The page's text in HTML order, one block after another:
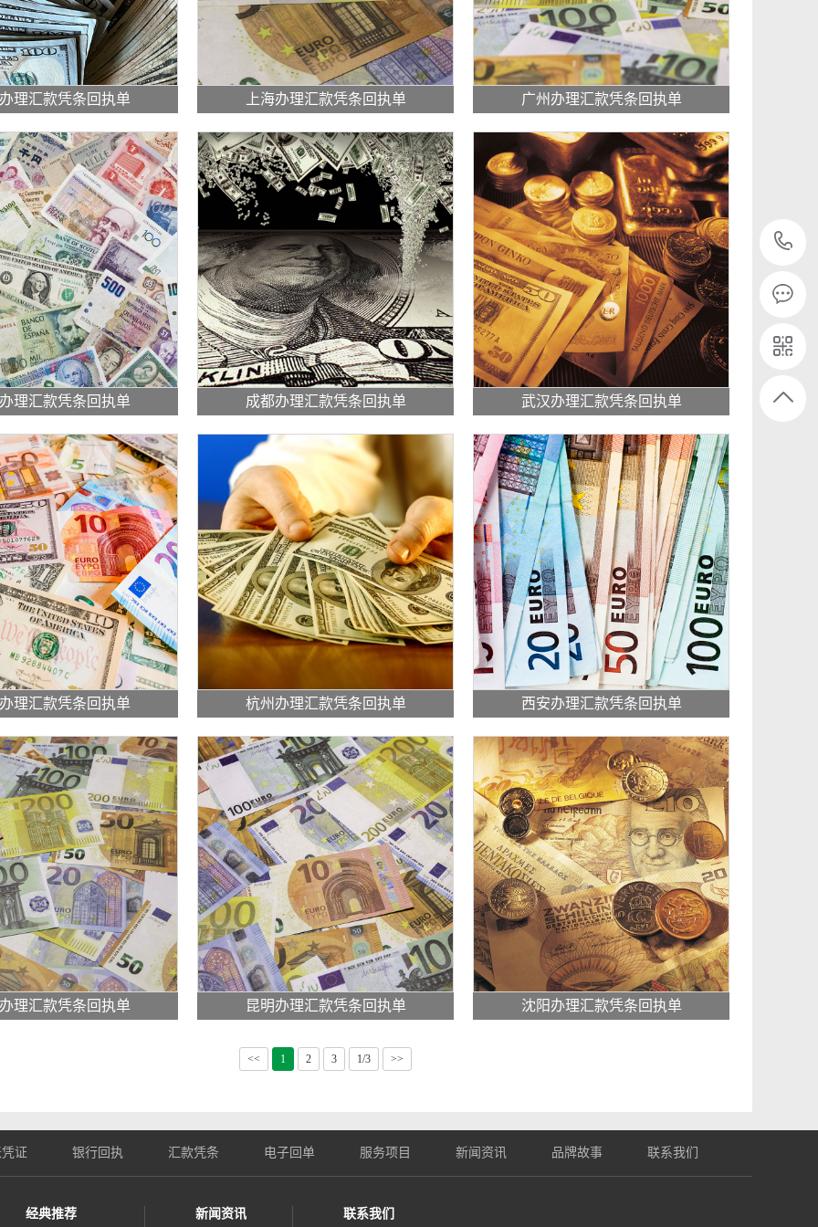
理汇款凭条回执单 上海办理汇款凭条回执单 广州办理汇款凭条回执单
理汇款凭条回执单 成都办理汇款凭条回执单 武汉办理汇款凭条回执单
理汇款凭条回执单 杭州办理汇款凭条回执单 西安办理汇款凭条回执单
理汇款凭条回执单 昆明办理汇款凭条回执单 沈阳办理汇款凭条回执单
<< 1 2 3 1/3 >>
证 银行回执 汇款凭条 电子回单 服务项目 新闻资讯 品牌故事 联系我们
经典推荐 新闻资讯 联系我们